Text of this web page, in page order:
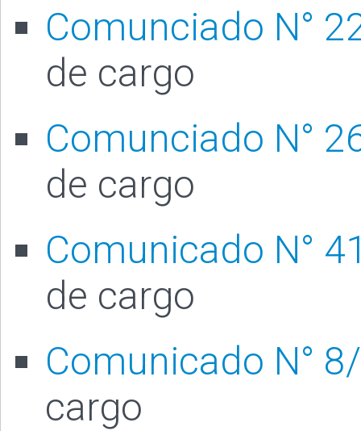
Comunciado N°
de cargo
Comunciado N°
de cargo
Comunicado N°
de cargo
Comunicado N°
cargo